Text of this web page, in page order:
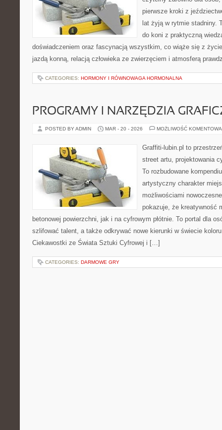
pierwsze kroki z
lat żyją w rytmie stadniny.
do koni z praktyczną
doświadczeniem oraz fascynacją wszystkim, co wiąże się z
jazdą konną, relacją człowieka ze zwierzęciem i atmosferą
CATEGORIES: HORMONY I RÓWNOWAGA HORMONALNA
PROGRAMY I NARZĘDZIA
POSTED BY ADMIN MAR - 20 - 2026 MOŻLIWOŚĆ
Graffiti-lubin.pl to
street artu, projektowania
To rozbudowane
artystyczny charakter
możliwościami
pokazuje, że kreatywność
betonowej powierzchni, jak i na cyfrowym płótnie. To portal dla
szlifować talent, a także odkrywać nowe kierunki w świecie
Ciekawostki ze Świata Sztuki Cyfrowej i […]
CATEGORIES: DARMOWE GRY